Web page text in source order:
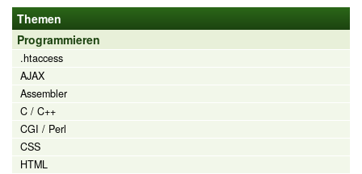
Themen
Programmieren
.htaccess
AJAX
Assembler
C / C++
CGI / Perl
CSS
HTML